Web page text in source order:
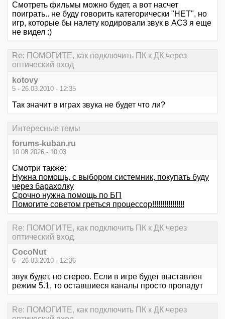
Смотреть фильмы можно будет, а вот насчет
поиграть.. не буду говорить категорически "НЕТ", но
игр, которые бы налету кодировали звук в АС3 я еще
не видел :)
Re: ПОМОГИТЕ, как подключить ПК к ДК через
оптический вход
kotovy
5 - 26.03.2010 - 12:35
Так значит в играх звука не будет что ли?
Интересные темы
forums-kuban.ru
10.08.2026 - 10:03
Смотри также:
Нужна помощь, с выбором системник, покупать буду
через барахолку
Срочно нужна помощь по БП
Помогите советом греться процессор!!!!!!!!!!!!!!!!
Re: ПОМОГИТЕ, как подключить ПК к ДК через
оптический вход
CocoNut
6 - 26.03.2010 - 12:36
звук будет, но стерео. Если в игре будет выставлен
режим 5.1, то оставшиеся каналы просто пропадут
Re: ПОМОГИТЕ, как подключить ПК к ДК через